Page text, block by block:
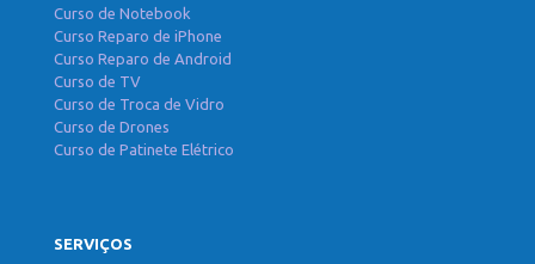
Curso de Notebook
Curso Reparo de iPhone
Curso Reparo de Android
Curso de TV
Curso de Troca de Vidro
Curso de Drones
Curso de Patinete Elétrico
SERVIÇOS